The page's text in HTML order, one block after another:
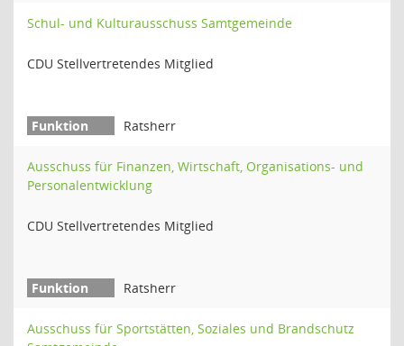
Schul- und Kulturausschuss Samtgemeinde
CDU Stellvertretendes Mitglied
Ratsherr
Ausschuss für Finanzen, Wirtschaft, Organisations- und
Personalentwicklung
CDU Stellvertretendes Mitglied
Ratsherr
Ausschuss für Sportstätten, Soziales und Brandschutz